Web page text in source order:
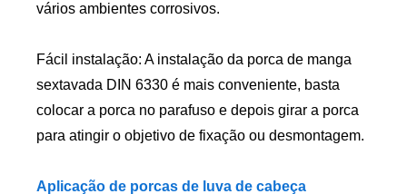
vários ambientes corrosivos.
Fácil instalação: A instalação da porca de manga
sextavada DIN 6330 é mais conveniente, basta
colocar a porca no parafuso e depois girar a porca
para atingir o objetivo de fixação ou desmontagem.
Aplicação de porcas de luva de cabeça